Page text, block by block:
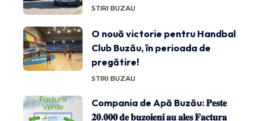
STIRI BUZAU
O nouă victorie pentru Handbal
Club Buzău, în perioada de
pregătire!
STIRI BUZAU
Compania de Apă Buzău: 𝐏𝐞𝐬𝐭𝐞
𝟐𝟎.𝟎𝟎𝟎 𝐝𝐞 𝐛𝐮𝐳𝐨𝐢𝐞𝐧𝐢 𝐚𝐮 𝐚𝐥𝐞𝐬 𝐅𝐚𝐜𝐭𝐮𝐫𝐚